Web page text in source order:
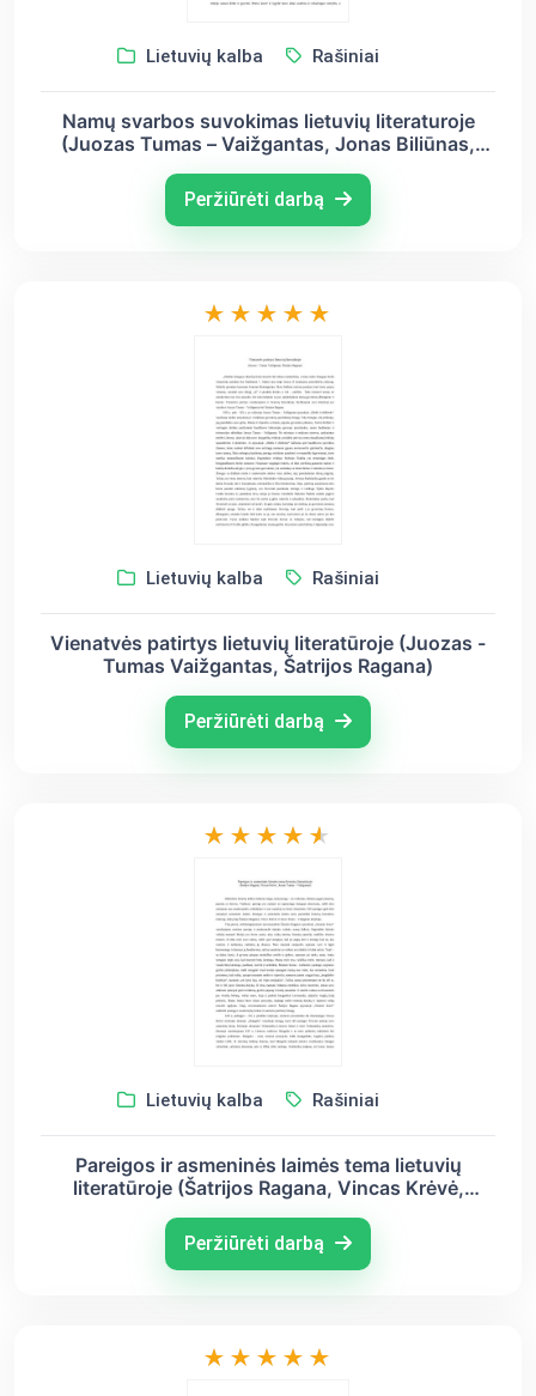
Lietuvių kalba Rašiniai
Namų svarbos suvokimas lietuvių literaturoje
(Juozas Tumas – Vaižgantas, Jonas Biliūnas,
Peržiūrėti darbą
Lietuvių kalba Rašiniai
Vienatvės patirtys lietuvių literatūroje (Juozas -
Tumas Vaižgantas, Šatrijos Ragana)
Peržiūrėti darbą
Lietuvių kalba Rašiniai
Pareigos ir asmeninės laimės tema lietuvių
literatūroje (Šatrijos Ragana, Vincas Krėvė,
Peržiūrėti darbą